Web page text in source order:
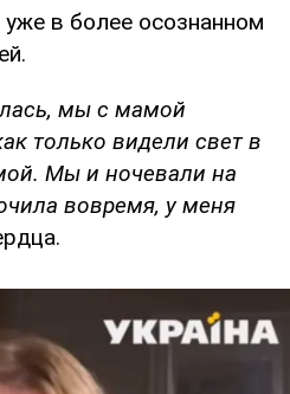
в более осознанном
мы с мамой
только видели свет в
Мы и ночевали на
вовремя, у меня